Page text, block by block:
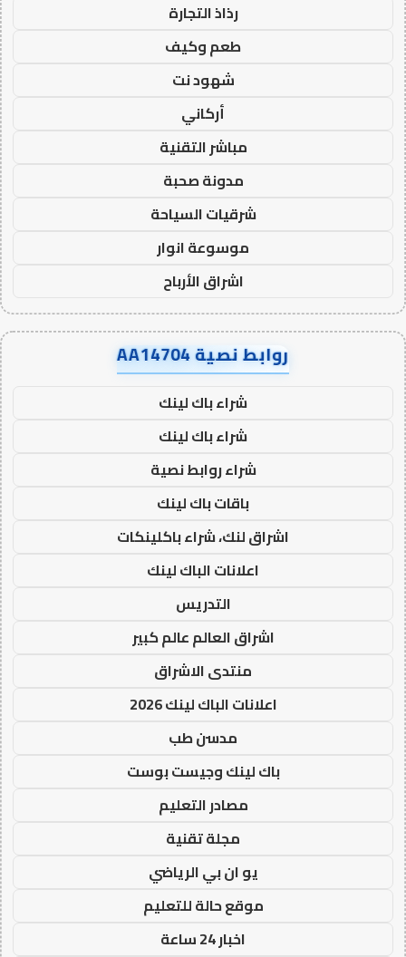
رذاذ التجارة
طعم وكيف
شهود نت
أركاني
مباشر التقنية
مدونة صحبة
شرقيات السياحة
موسوعة انوار
اشراق الأرباح
روابط نصية AA14704
شراء باك لينك
شراء باك لينك
شراء روابط نصية
باقات باك لينك
اشراق لنك، شراء باكلينكات
اعلانات الباك لينك
التدريس
اشراق العالم عالم كبير
منتدى الاشراق
اعلانات الباك لينك 2026
مدسن طب
باك لينك وجيست بوست
مصادر التعليم
مجلة تقنية
يو ان بي الرياضي
موقع حالة للتعليم
اخبار 24 ساعة